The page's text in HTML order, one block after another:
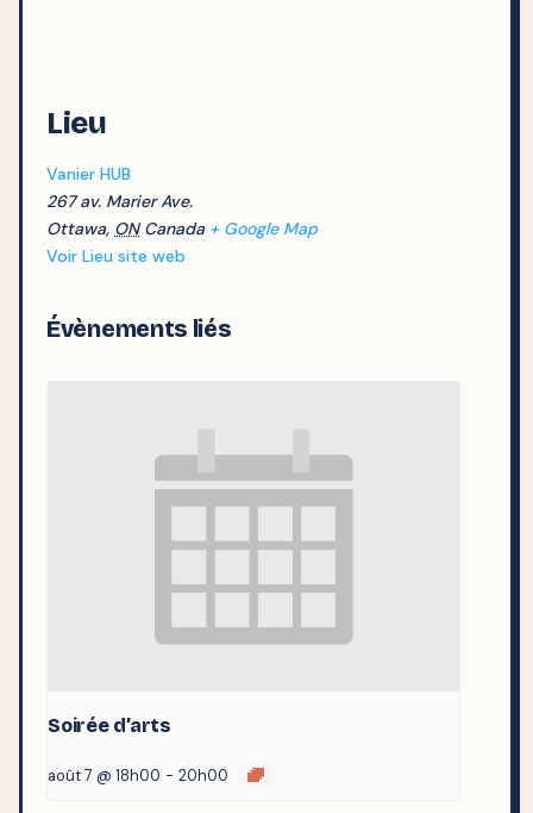
Lieu
Vanier HUB
267 av. Marier Ave.
Ottawa, ON Canada + Google Map
Voir Lieu site web
Évènements liés
Soirée d’arts
août 7 @ 18h00 - 20h00